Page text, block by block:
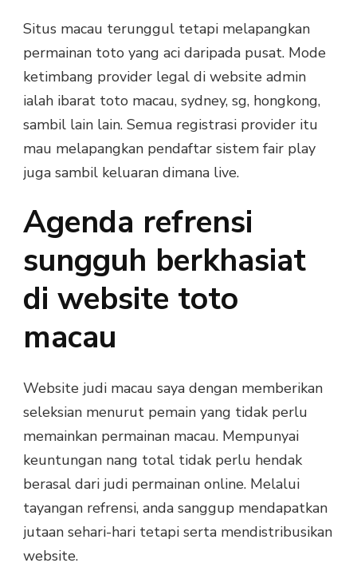
Situs macau terunggul tetapi melapangkan
permainan toto yang aci daripada pusat. Mode
ketimbang provider legal di website admin
ialah ibarat toto macau, sydney, sg, hongkong,
sambil lain lain. Semua registrasi provider itu
mau melapangkan pendaftar sistem fair play
juga sambil keluaran dimana live.
Agenda refrensi
sungguh berkhasiat
di website toto
macau
Website judi macau saya dengan memberikan
seleksian menurut pemain yang tidak perlu
memainkan permainan macau. Mempunyai
keuntungan nang total tidak perlu hendak
berasal dari judi permainan online. Melalui
tayangan refrensi, anda sanggup mendapatkan
jutaan sehari-hari tetapi serta mendistribusikan
website.